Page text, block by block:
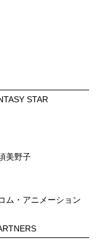
STAR
美野子
ム・アニメーション